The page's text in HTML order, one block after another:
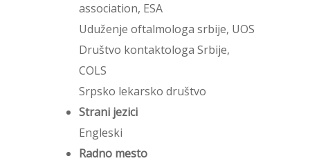
association, ESA
Uduženje oftalmologa srbije, UOS
Društvo kontaktologa Srbije,
COLS
Srpsko lekarsko društvo
Strani jezici
Engleski
Radno mesto